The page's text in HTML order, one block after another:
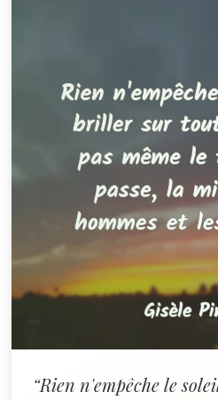
“Rien n'empêche le